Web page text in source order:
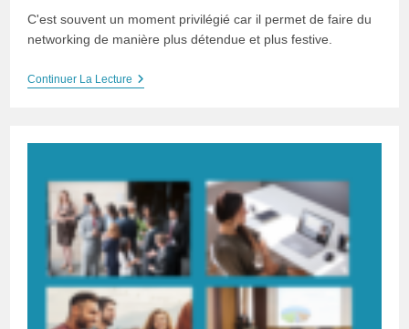
C'est souvent un moment privilégié car il permet de faire du
networking de manière plus détendue et plus festive.
Continuer La LectureRéseauter